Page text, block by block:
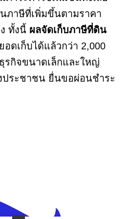
ภาษีที่เพิ่มขึ้นตามราคา
ทั้งนี้ ผลจัดเก็บภาษีที่ดิน
อดเก็บได้แล้วกว่า 2,000
รกิจขนาดเล็กและใหญ่
ประชาชน ยื่นขอผ่อนชำระ